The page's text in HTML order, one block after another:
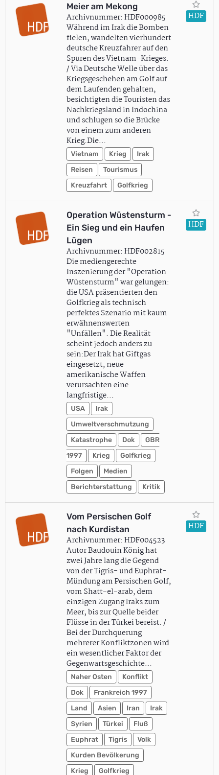
Meier am Mekong
Archivnummer: HDF000985
Während im Irak die Bomben
fielen, wandelten vierhundert
deutsche Kreuzfahrer auf den
Spuren des Vietnam-Krieges.
/ Via Deutsche Welle über das
Kriegsgeschehen am Golf auf
dem Laufenden gehalten,
besichtigten die Touristen das
Nachkriegsland in Indochina
und schlugen so die Brücke
von einem zum anderen
Krieg.Die…
Vietnam Krieg
Irak
Reisen
Tourismus
Kreuzfahrt
Golfkrieg
HDF
Operation Wüstensturm -
Ein Sieg und ein Haufen
Lügen
Archivnummer: HDF002815
Die mediengerechte
Inszenierung der "Operation
Wüstensturm" war gelungen:
die USA präsentierten den
Golfkrieg als technisch
perfektes Szenario mit kaum
erwähnenswerten
"Unfällen". Die Realität
scheint jedoch anders zu
sein:Der Irak hat Giftgas
eingesetzt, neue
amerikanische Waffen
verursachten eine
langfristige…
USA
Irak
Umweltverschmutzung
Katastrophe
Dok
GBR
1997
Krieg
Golfkrieg
Folgen
Medien
Berichterstattung
Kritik
HDF
Vom Persischen Golf
nach Kurdistan
Archivnummer: HDF004523
Autor Baudouin König hat
zwei Jahre lang die Gegend
von der Tigris- und Euphrat-
Mündung am Persischen Golf,
vom Shatt-el-arab, dem
einzigen Zugang Iraks zum
Meer, bis zur Quelle beider
Flüsse in der Türkei bereist. /
Bei der Durchquerung
mehrerer Konfliktzonen wird
ein wesentlicher Faktor der
Gegenwartsgeschichte…
Naher Osten
Konflikt
Dok
Frankreich 1997
Land
Asien Iran
Irak
Syrien
Türkei
Fluß
Euphrat
Tigris
Volk
Kurden Bevölkerung
Krieg
Golfkrieg
HDF